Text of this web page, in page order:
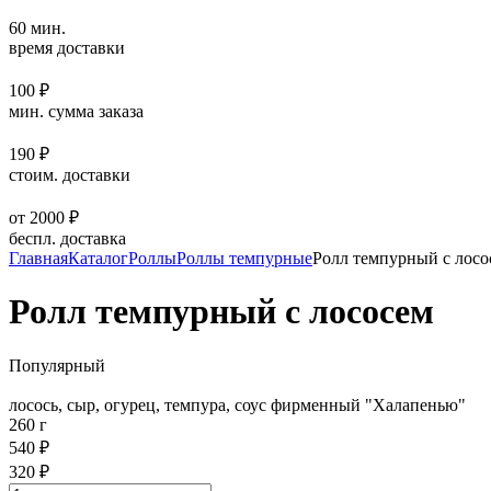
60 мин.
время доставки
100 ₽
мин. сумма заказа
190 ₽
стоим. доставки
от 2000 ₽
беспл. доставка
ГлавнаяКаталогРоллыРоллы темпурныеРолл темпурный с
Ролл темпурный с лососем
Популярный
лосось, сыр, огурец, темпура, соус фирменный "Халапенью"
260 г
540 ₽
320 ₽